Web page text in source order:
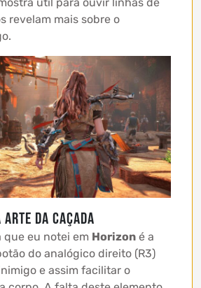
revelam mais sobre o
Arte da Caçada
que eu notei em Horizon é a
do analógico direito (R3)
e assim facilitar o